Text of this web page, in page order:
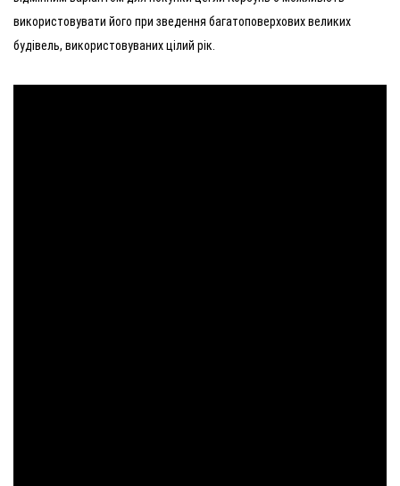
використовувати його при зведення багатоповерхових великих
будівель, використовуваних цілий рік.